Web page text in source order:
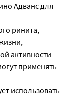
Адванс для
ринита,
активности
применять
использовать